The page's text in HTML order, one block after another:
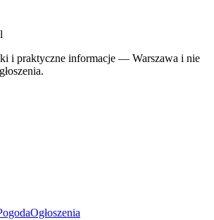
i praktyczne informacje — Warszawa i nie
Ogłoszenia